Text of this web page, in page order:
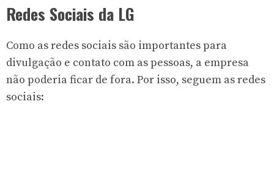
Redes Sociais da LG
Como as redes sociais são importantes para
divulgação e contato com as pessoas, a empresa
não poderia ficar de fora. Por isso, seguem as redes
sociais: